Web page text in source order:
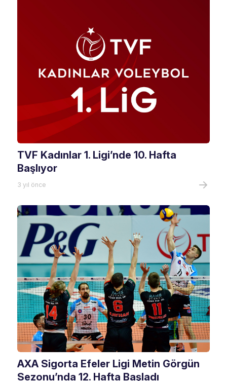
TVF Kadınlar 1. Ligi’nde 10. Hafta
Başlıyor
3 yıl önce
AXA Sigorta Efeler Ligi Metin Görgün
Sezonu’nda 12. Hafta Başladı